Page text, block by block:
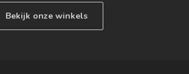
Bekijk onze winkels